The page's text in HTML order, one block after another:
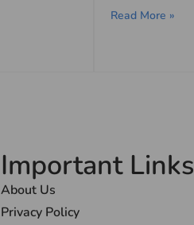
Read More »
Important Links
About Us
Privacy Policy